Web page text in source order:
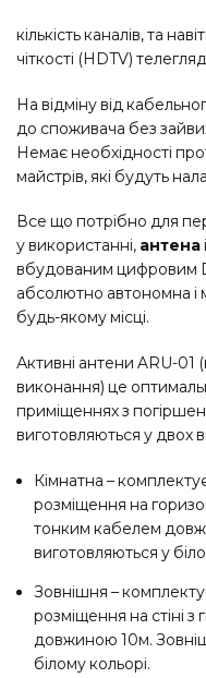
кількість каналів, та
чiткостi (HDTV)
На відміну від
до споживача без
Немає необхідності
майстрів, які будуть
Все що потрібно для
у використанні, антена
вбудованим цифровим
абсолютно автономна
будь-якому місці.
Активні антени ARU-01
виконання) це
приміщеннях з
виготовляються у двох
Кімнатна –
розміщення на
тонким кабелем
виготовляються у
Зовнішня –
розміщення на стіні
довжиною 10м.
білому кольорі.